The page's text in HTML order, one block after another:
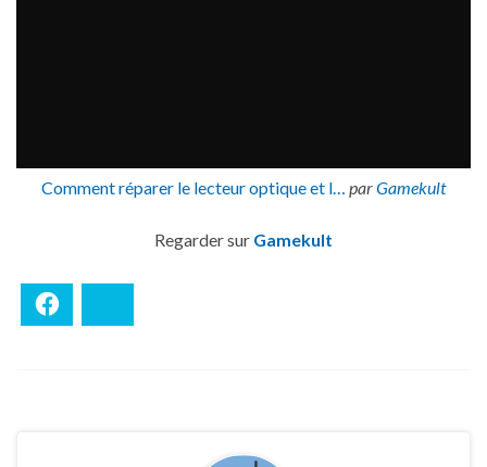
Comment réparer le lecteur optique et l… parGamekult
Regarder sur Gamekult